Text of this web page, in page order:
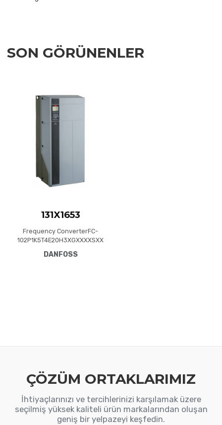
SON GÖRÜNENLER
131X1653
Frequency ConverterFC-
102P1K5T4E20H3XGXXXXSXX
Drive FC-102(P1K5) 1.5 KW /
DANFOSS
ÇÖZÜM ORTAKLARIMIZ
İhtiyaçlarınızı ve tercihlerinizi karşılamak üzere
seçilmiş yüksek kaliteli ürün markalarından oluşan
geniş bir yelpazeyi keşfedin.